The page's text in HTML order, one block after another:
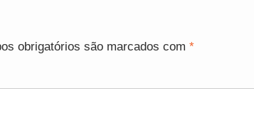
obrigatórios são marcados com *